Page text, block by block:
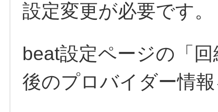
設定変更が必要です。
beat設定ページの「
後のプロバイダー情